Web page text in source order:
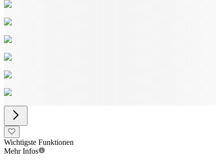
Wichtigste Funktionen
Mehr Infos